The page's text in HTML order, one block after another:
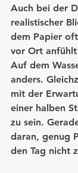
Auch bei der
realistischer
dem Papier
vor Ort
Auf dem
anders.
mit der
einer halben
zu sein.
daran, genug
den Tag nicht